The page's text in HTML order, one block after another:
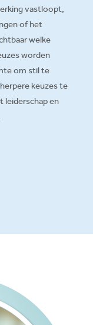
vastloopt,
of het
welke
worden
om stil te
keuzes te
leiderschap en